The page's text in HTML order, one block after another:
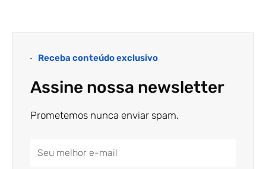
Receba conteúdo exclusivo
Assine nossa newsletter
Prometemos nunca enviar spam.
Email